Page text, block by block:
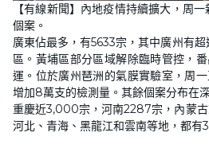
【有線新聞】內地疫情持續擴大，周
個案。
廣東佔最多，有5633宗，其中廣州有
區。黃埔區部分區域解除臨時管控，
運。位於廣州琶洲的氣膜實驗室，周
增加8萬支的檢測量。其餘個案分布在
重慶近3,000宗，河南2287宗，內蒙古
河北、青海、黑龍江和雲南等地，都有